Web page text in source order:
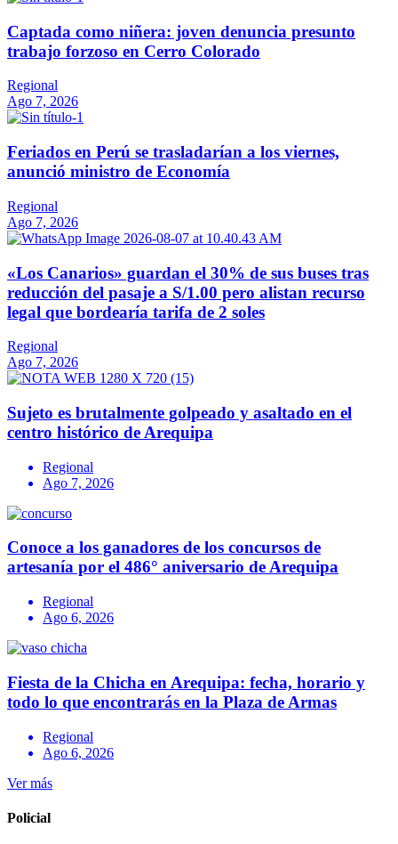
Captada como niñera: joven denuncia presunto
trabajo forzoso en Cerro Colorado
Regional
Ago 7, 2026
Feriados en Perú se trasladarían a los viernes,
anunció ministro de Economía
Regional
Ago 7, 2026
«Los Canarios» guardan el 30% de sus buses tras
reducción del pasaje a S/1.00 pero alistan recurso
legal que bordearía tarifa de 2 soles
Regional
Ago 7, 2026
Sujeto es brutalmente golpeado y asaltado en el
centro histórico de Arequipa
Regional
Ago 7, 2026
Conoce a los ganadores de los concursos de
artesanía por el 486° aniversario de Arequipa
Regional
Ago 6, 2026
Fiesta de la Chicha en Arequipa: fecha, horario y
todo lo que encontrarás en la Plaza de Armas
Regional
Ago 6, 2026
Ver más
Policial